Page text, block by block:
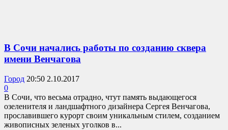
В Сочи начались работы по созданию сквера
имени Венчагова
Город 20:50 2.10.2017
0
В Сочи, что весьма отрадно, чтут память выдающегося
озеленителя и ландшафтного дизайнера Сергея Венчагова,
прославившего курорт своим уникальным стилем, созданием
живописных зеленых уголков в...